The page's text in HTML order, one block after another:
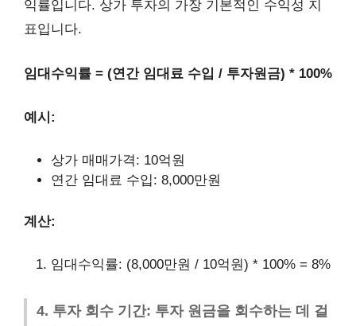
익률입니다. 상가 투자의 가장 기본적인 수익성 지
표입니다.
임대수익률 = (연간 임대료 수입 / 투자원금) * 100%
예시:
상가 매매가격: 10억원
연간 임대료 수입: 8,000만원
계산:
임대수익률: (8,000만원 / 10억원) * 100% = 8%
4. 투자 회수 기간: 투자 원금을 회수하는 데 걸